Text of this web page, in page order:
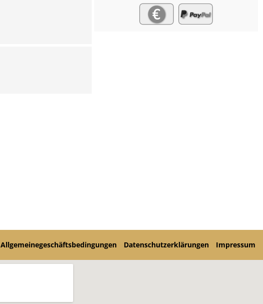
Allgemeinegeschäftsbedingungen Datenschutzerklärungen Impressum